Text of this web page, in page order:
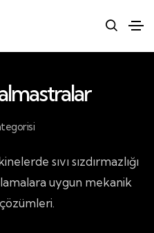
sıvı sızdırmazlığı
uygun mekanik